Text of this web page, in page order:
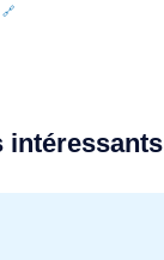
intéressants